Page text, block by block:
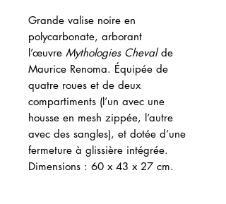
Grande valise noire en
polycarbonate, arborant
l’œuvre Mythologies Chevalde
Maurice Renoma. Équipée de
quatre roues et de deux
compartiments (l’un avec une
housse en mesh zippée, l’autre
avec des sangles), et dotée d’une
fermeture à glissière intégrée.
Dimensions : 60 x 43 x 27 cm.